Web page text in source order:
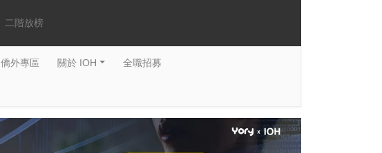
二階放榜
僑外專區 關於 IOH 全職招募